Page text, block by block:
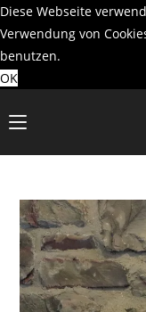
Diese Webseite
Verwendung von
benutzen.
OK
Inhalt